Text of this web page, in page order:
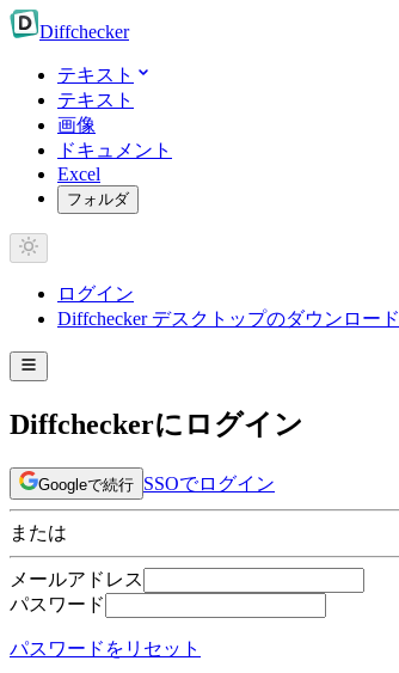
Diffchecker
テキスト
テキスト
画像
ドキュメント
Excel
フォルダ
ログイン
Diffchecker デスクトップのダウンロード
Diffcheckerにログイン
Googleで続行 SSOでログイン
または
メールアドレス
パスワード
パスワードをリセット